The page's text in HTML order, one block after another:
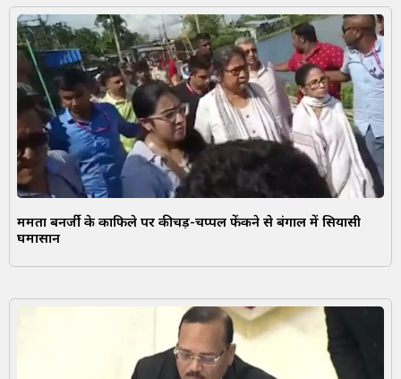
ममता बनर्जी के काफिले पर कीचड़-चप्पल फेंकने से बंगाल में सियासी
घमासान